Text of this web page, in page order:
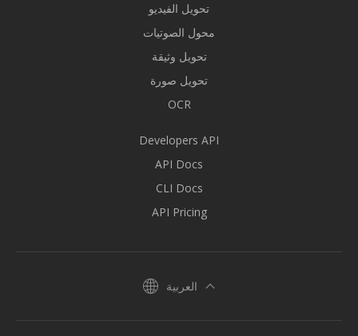
تحويل الفيديو
محول الصوتيات
تحويل وثيقة
تحويل صورة
OCR
Developers API
API Docs
CLI Docs
API Pricing
العربية